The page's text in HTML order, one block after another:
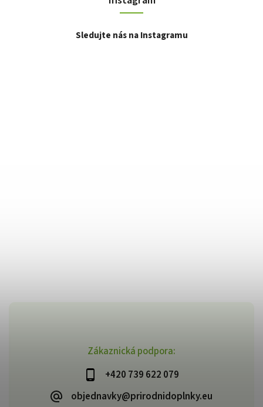
Zákaznická podpora:
+420 739 622 079
objednavky@prirodnidoplnky.eu
Sledujte nás na Instagramu